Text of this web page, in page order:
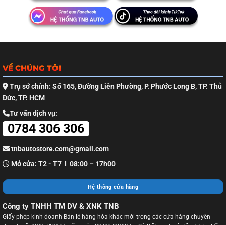
VỀ CHÚNG TÔI
Trụ sở chính: Số 165, Đường Liên Phường, P. Phước Long B, TP. Thủ
Đức, TP. HCM
Tư vấn dịch vụ:
0784 306 306
tnbautostore.com@gmail.com
Mở cửa: T2 - T7 I 08:00 – 17h00
Hệ thống cửa hàng
Công ty TNHH TM DV & XNK TNB
Giấy phép kinh doanh Bán lẻ hàng hóa khác mới trong các cửa hàng chuyên